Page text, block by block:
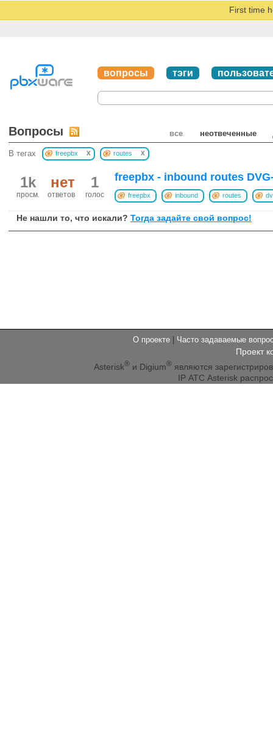
First time
вопросы тэги
все неотвеченные
Вопросы
В тегах freepbx x routes x
1
голос
нет
ответов
1k
просм.
freepbx - inbound routes
freepbx inbound routes
Не нашли то, что искали? Тогда задайте свой вопрос!
О проекте | Часто задаваемые
Проект
Asterisk®и Digium®являются
IP АТС Asterisk